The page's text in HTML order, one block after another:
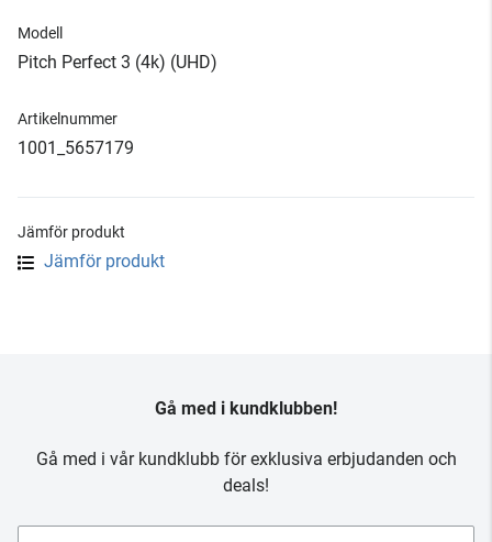
Modell
Pitch Perfect 3 (4k) (UHD)
Artikelnummer
1001_5657179
Jämför produkt
Jämför produkt
Gå med i kundklubben!
Gå med i vår kundklubb för exklusiva erbjudanden och
deals!